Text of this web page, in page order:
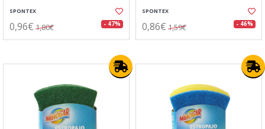
SPONTEX
0,96€ 1,80€ - 47%
SPONTEX
0,86€ 1,59€ - 46%